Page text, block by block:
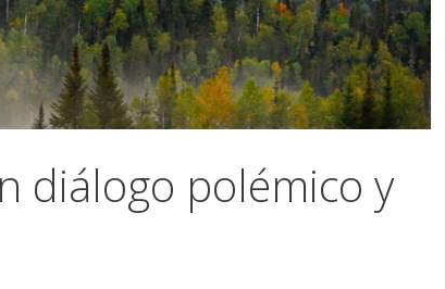
diálogo polémico y